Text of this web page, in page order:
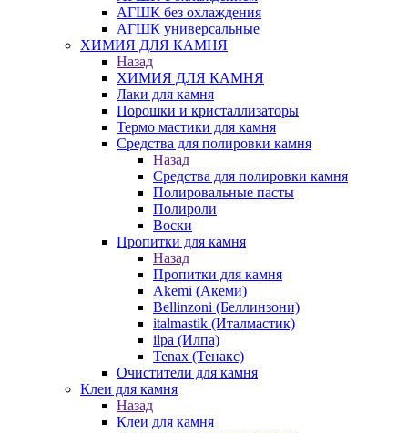
АГШК без охлаждения
АГШК универсальные
ХИМИЯ ДЛЯ КАМНЯ
Назад
ХИМИЯ ДЛЯ КАМНЯ
Лаки для камня
Порошки и кристаллизаторы
Термо мастики для камня
Средства для полировки камня
Назад
Средства для полировки камня
Полировальные пасты
Полироли
Воски
Пропитки для камня
Назад
Пропитки для камня
Akemi (Акеми)
Bellinzoni (Беллинзони)
italmastik (Италмастик)
ilpa (Илпа)
Tenax (Тенакс)
Очистители для камня
Клеи для камня
Назад
Клеи для камня